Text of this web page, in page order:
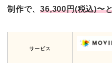
制作で、36,300円(税込)〜
サービス